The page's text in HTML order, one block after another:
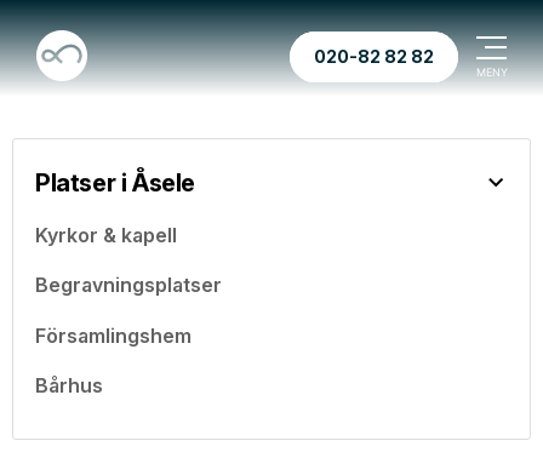
020-82 82 82
Platser i Åsele
Kyrkor & kapell
Begravningsplatser
Församlingshem
Bårhus